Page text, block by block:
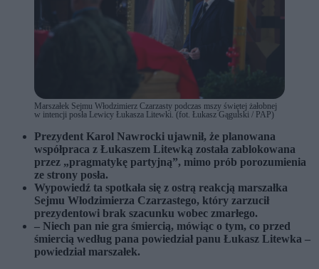
Marszałek Sejmu Włodzimierz Czarzasty podczas mszy świętej żałobnej
w intencji posła Lewicy Łukasza Litewki. (fot. Łukasz Gągulski / PAP)
Prezydent Karol Nawrocki ujawnił, że planowana
współpraca z Łukaszem Litewką została zablokowana
przez „pragmatykę partyjną”, mimo prób porozumienia
ze strony posła.
Wypowiedź ta spotkała się z ostrą reakcją marszałka
Sejmu Włodzimierza Czarzastego, który zarzucił
prezydentowi brak szacunku wobec zmarłego.
– Niech pan nie gra śmiercią, mówiąc o tym, co przed
śmiercią według pana powiedział panu Łukasz Litewka –
powiedział marszałek.